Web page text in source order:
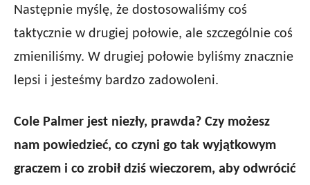
Następnie myślę, że dostosowaliśmy coś
taktycznie w drugiej połowie, ale szczególnie coś
zmieniliśmy. W drugiej połowie byliśmy znacznie
lepsi i jesteśmy bardzo zadowoleni.
Cole Palmer jest niezły, prawda? Czy możesz
nam powiedzieć, co czyni go tak wyjątkowym
graczem i co zrobił dziś wieczorem, aby odwrócić